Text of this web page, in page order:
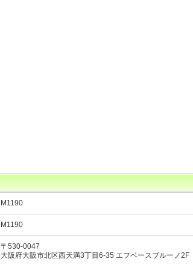
M1190
M1190
〒530-0047
大阪府大阪市北区西天満3丁目6-35 エフベースブルーノ2F